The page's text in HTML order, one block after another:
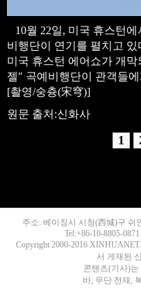
10월 22일, 미국 휴스턴
비행단이 연기를 펼치고
미국 휴스턴 에어쇼가 개
젤" 곡예비행단이 관객들
[촬영/숭츙(宋穹)]
원문 출처:신화사
1
주소: 베이징시 시청(西城)구 쉬
Tel:+86-10-8805-
Copyright 2000-2016
서 게재된
콘텐츠(기사)
바, 무단 전재,